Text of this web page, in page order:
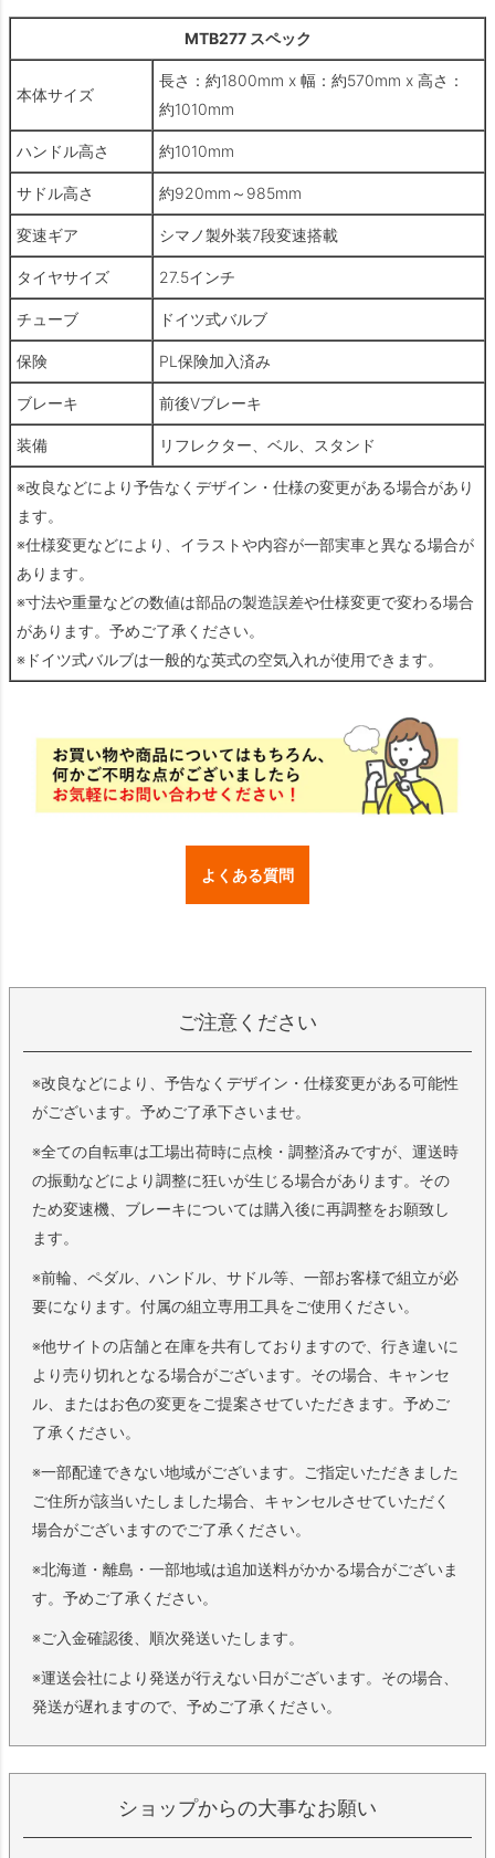
MTB277 スペック
本体サイズ
長さ：約1800mm x 幅：約570mm x 高さ：
約1010mm
ハンドル高さ 約1010mm
サドル高さ 約920mm～985mm
変速ギア シマノ製外装7段変速搭載
タイヤサイズ 27.5インチ
チューブ ドイツ式バルブ
保険 PL保険加入済み
ブレーキ 前後Vブレーキ
装備 リフレクター、ベル、スタンド
※改良などにより予告なくデザイン・仕様の変更がある場合があり
ます。
※仕様変更などにより、イラストや内容が一部実車と異なる場合が
あります。
※寸法や重量などの数値は部品の製造誤差や仕様変更で変わる場合
があります。予めご了承ください。
※ドイツ式バルブは一般的な英式の空気入れが使用できます。
よくある質問
ご注意ください
※改良などにより、予告なくデザイン・仕様変更がある可能性
がございます。予めご了承下さいませ。
※全ての自転車は工場出荷時に点検・調整済みですが、運送時
の振動などにより調整に狂いが生じる場合があります。その
ため変速機、ブレーキについては購入後に再調整をお願致し
ます。
※前輪、ペダル、ハンドル、サドル等、一部お客様で組立が必
要になります。付属の組立専用工具をご使用ください。
※他サイトの店舗と在庫を共有しておりますので、行き違いに
より売り切れとなる場合がございます。その場合、キャンセ
ル、またはお色の変更をご提案させていただきます。予めご
了承ください。
※一部配達できない地域がございます。ご指定いただきました
ご住所が該当いたしました場合、キャンセルさせていただく
場合がございますのでご了承ください。
※北海道・離島・一部地域は追加送料がかかる場合がございま
す。予めご了承ください。
※ご入金確認後、順次発送いたします。
※運送会社により発送が行えない日がございます。その場合、
発送が遅れますので、予めご了承ください。
ショップからの大事なお願い